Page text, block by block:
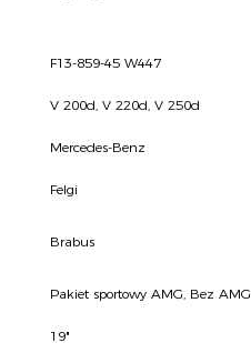
F13-859-45 W447
V 200d, V 220d, V 250d
Mercedes-Benz
Felgi
Brabus
Pakiet sportowy AMG, Bez AMG
19"